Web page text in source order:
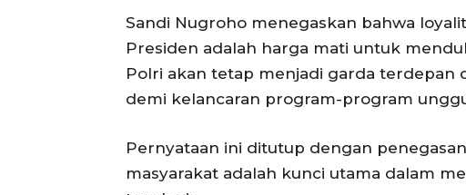
​Sandi Nugroho menegaskan bahwa
Presiden adalah harga mati untuk
Polri akan tetap menjadi garda terdepan
demi kelancaran program-program
​Pernyataan ini ditutup dengan
masyarakat adalah kunci utama dalam